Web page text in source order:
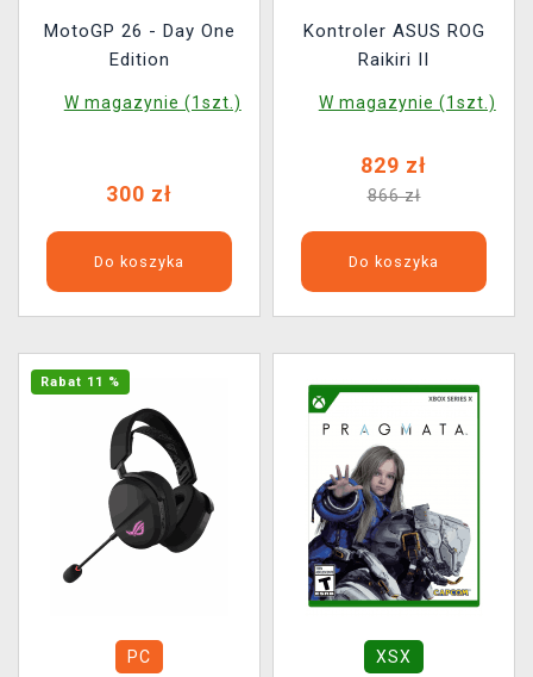
MotoGP 26 - Day One
Edition
W magazynie (1szt.)
300 zł
Do koszyka
Kontroler ASUS ROG
Raikiri II
W magazynie (1szt.)
829 zł
866 zł
Do koszyka
Rabat 11 %
PC XSX